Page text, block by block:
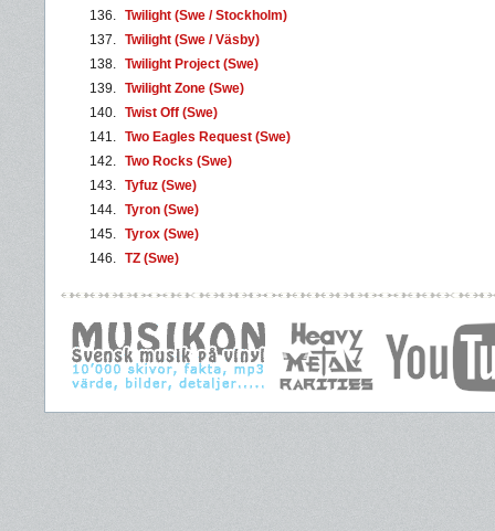
136. Twilight (Swe / Stockholm)
137. Twilight (Swe / Väsby)
138. Twilight Project (Swe)
139. Twilight Zone (Swe)
140. Twist Off (Swe)
141. Two Eagles Request (Swe)
142. Two Rocks (Swe)
143. Tyfuz (Swe)
144. Tyron (Swe)
145. Tyrox (Swe)
146. TZ (Swe)